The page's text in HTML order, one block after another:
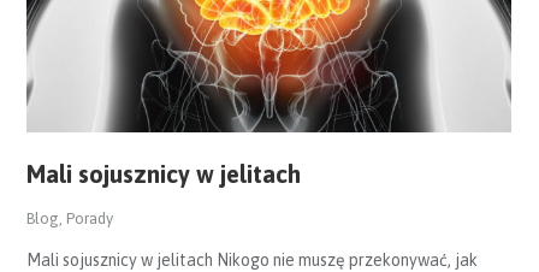
Mali sojusznicy w jelitach
Blog, Porady
Mali sojusznicy w jelitach Nikogo nie muszę przekonywać, jak